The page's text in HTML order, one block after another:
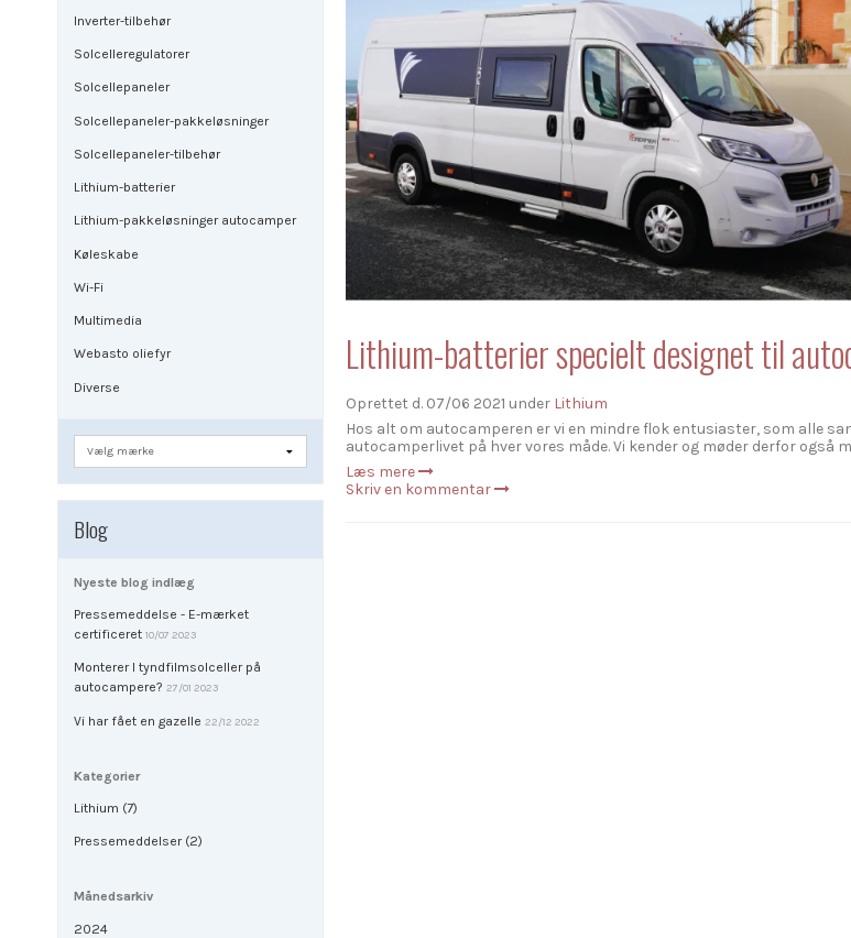
Inverter-tilbehør
Solcelleregulatorer
Solcellepaneler
Solcellepaneler-pakkeløsninger
Solcellepaneler-tilbehør
Lithium-batterier
Lithium-pakkeløsninger autocamper
Køleskabe
Wi-Fi
Multimedia
Webasto oliefyr
Diverse
Blog
Nyeste blog indlæg
Pressemeddelse - E-mærket
certificeret 10/07 2023
Monterer I tyndfilmsolceller på
autocampere? 27/01 2023
Vi har fået en gazelle 22/12 2022
Kategorier
Lithium (7)
Pressemeddelser (2)
Månedsarkiv
2024
Lithium-batterier specielt designet til
Oprettet d. 07/06 2021 under Lithium
Hos alt om autocamperen er vi en mindre flok entusiaster, som alle
autocamperlivet på hver vores måde. Vi kender og møder derfor også
Læs mere
Skriv en kommentar